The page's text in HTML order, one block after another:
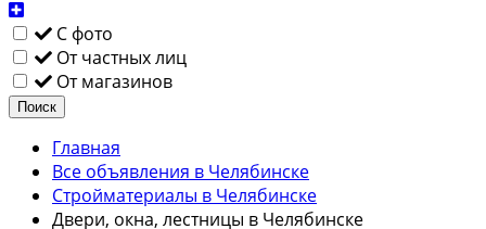
С фото
От частных лиц
От магазинов
Поиск
Главная
Все объявления в Челябинске
Стройматериалы в Челябинске
Двери, окна, лестницы в Челябинске